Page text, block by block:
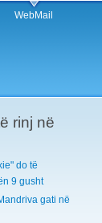
WebMail
rinj në
do të
9 gusht
gati në